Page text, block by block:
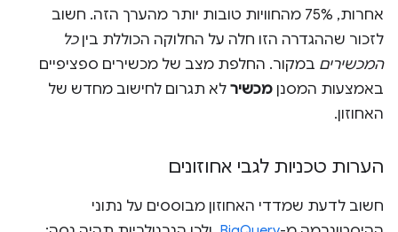
אחרות, 75% מהחוויות טובות יותר מהערך הזה. חשוב
לזכור שההגדרה הזו חלה על החלוקה הכוללת ביןכל
המכשירים במקור. החלפת מצב של מכשירים ספציפיים
באמצעות המסנן מכשיר לא תגרום לחישוב מחדש של
האחוזון.
הערות טכניות לגבי אחוזונים
חשוב לדעת שמדדי האחוזון מבוססים על נתוני